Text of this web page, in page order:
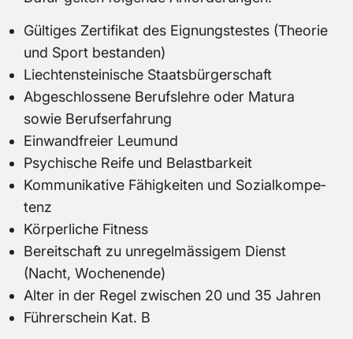
Gül­ti­ges Zer­ti­fi­kat des Eig­nungs­tes­tes (Theo­rie
und Sport be­stan­den)
Liech­ten­stei­ni­sche Staats­bür­ger­schaft
Ab­ge­schlos­se­ne Be­rufs­leh­re oder Ma­tu­ra
sowie Be­rufs­er­fah­rung
Ein­wand­frei­er Leu­mund
Psy­chi­sche Reife und Be­last­bar­keit
Kom­mu­ni­ka­ti­ve Fä­hig­kei­ten und So­zi­al­kom­pe­
tenz
Kör­per­li­che Fit­ness
Be­reit­schaft zu un­re­gel­mäs­si­gem Dienst
(Nacht, Wo­chen­en­de)
Alter in der Regel zwi­schen 20 und 35 Jah­ren
Füh­rer­schein Kat. B